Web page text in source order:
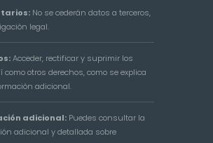
No se cederán datos a terceros,
legal.
Acceder, rectificar y suprimir los
como otros derechos, como se explica
adicional.
adicional: Puedes consultar la
adicional y detallada sobre